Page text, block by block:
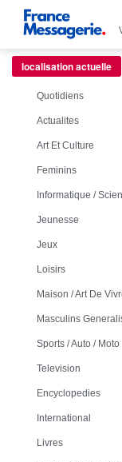
localisation actuelle
Quotidiens
Actualites
Art Et Culture
Feminins
Informatique /
Jeunesse
Jeux
Loisirs
Maison / Art De
Masculins
Sports / Auto / Moto
Television
Encyclopedies
International
Livres